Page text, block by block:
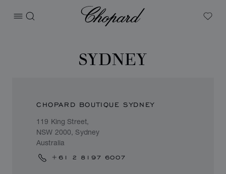
打开菜单
搜索
Chopard
My
SYDNEY
CHOPARD BOUTIQUE SYDNEY
119 King Street,
NSW 2000, Sydney
Australia
+61 2 8197 6007